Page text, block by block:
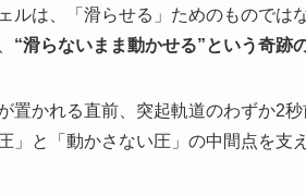
ルは、「滑らせる」ためのものでは
“滑らないまま動かせる”という奇跡
置かれる直前、突起軌道のわずか2秒
圧」と「動かさない圧」の中間点を支